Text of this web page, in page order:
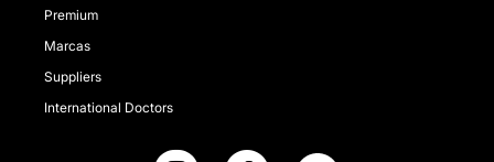
Premium
Marcas
Suppliers
International Doctors